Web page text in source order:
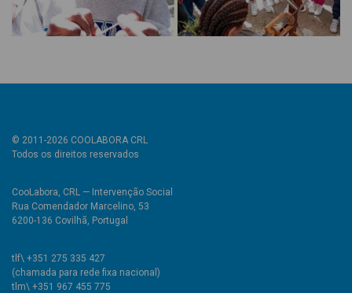
© 2011-2026 COOLABORA CRL
Todos os direitos reservados
CooLabora, CRL — Intervenção Social
Rua Comendador Marcelino, 53
6200-136 Covilhã, Portugal
tlf\ +351 275 335 427
(chamada para rede fixa nacional)
tlm\ +351 967 455 775